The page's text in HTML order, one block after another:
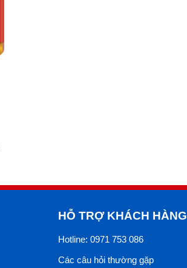
HỖ TRỢ KHÁCH HÀNG
Hotline: 0971 753 086
Các câu hỏi thường gặp